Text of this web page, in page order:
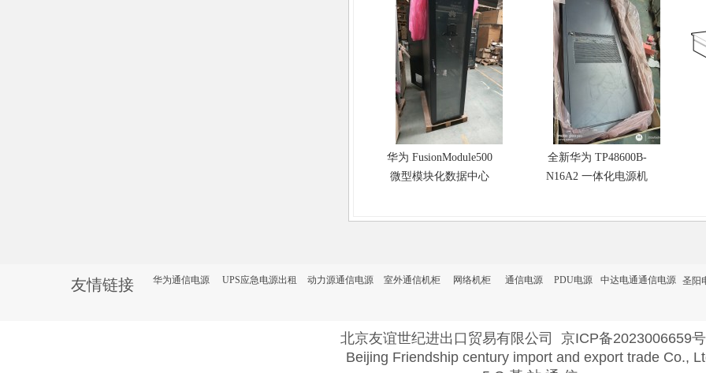
华为 FusionModule500
微型模块化数据中心
全新华为 TP48600B-
N16A2 一体化电源机
友情链接 华为通信电源 室外通信机柜
动力源通信电源
UPS应急电源出租 网络机柜 通信电源 PDU电源 中达电通通信电源 圣阳
北京友谊世纪进出口贸易有限公司 京ICP备2023006659
Beijing Friendship century import and export trade Co.,